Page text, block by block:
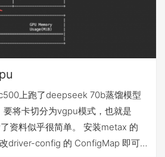
上跑了deepseek 70b蒸馏模型
要将卡切分为vgpu模式，也就是
资料似乎很简单。 安装metax 的
driver-config 的 ConfigMap 即可，